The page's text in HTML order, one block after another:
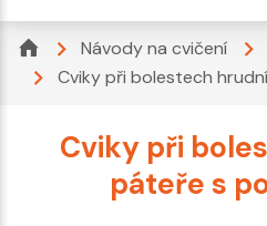
Návody na cvičení
Cviky při bolestech
Cviky při
páteře s